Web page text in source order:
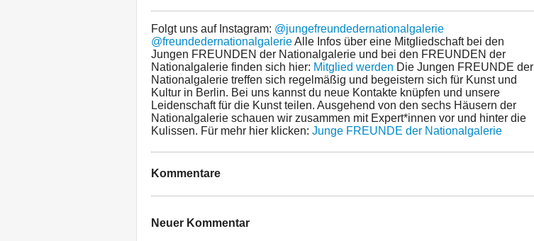
Folgt uns auf Instagram: @jungefreundedernationalgalerie
@freundedernationalgalerieAlle Infos über eine Mitgliedschaft bei den
Jungen FREUNDEN der Nationalgalerie und bei den FREUNDEN der
Nationalgalerie finden sich hier: Mitglied werden Die Jungen FREUNDE der
Nationalgalerie treffen sich regelmäßig und begeistern sich für Kunst und
Kultur in Berlin. Bei uns kannst du neue Kontakte knüpfen und unsere
Leidenschaft für die Kunst teilen. Ausgehend von den sechs Häusern der
Nationalgalerie schauen wir zusammen mit Expert*innen vor und hinter die
Kulissen. Für mehr hier klicken: Junge FREUNDE der Nationalgalerie
Kommentare
Neuer Kommentar